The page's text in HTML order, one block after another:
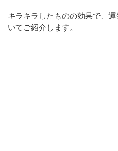
キラキラしたものの効果で、
いてご紹介します。